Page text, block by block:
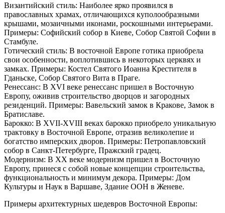
Византийский стиль: Наиболее ярко проявился в
православных храмах, отличающихся куполообразными
крышами, мозаичными иконами, роскошными интерьерами.
Примеры: Софийский собор в Киеве, Собор Святой Софии в
Стамбуле.
Готический стиль: В восточной Европе готика приобрела
свои особенности, воплотившись в некоторых церквях и
замкаx. Примеры: Костел Святого Иоанна Крестителя в
Гданьске, Собор Святого Вита в Праге.
Ренессанс: В XVI веке ренессанс пришел в Восточную
Европу, оживив строительство дворцов и загородных
резиденций. Примеры: Вавельский замок в Кракове, Замок в
Братиславе.
Барокко: В XVII-XVIII веках барокко приобрело уникальную
трактовку в Восточной Европе, отразив великолепие и
богатство имперских дворов. Примеры: Петропавловский
собор в Санкт-Петербурге, Пражский градец.
Модернизм: В XX веке модернизм пришел в Восточную
Европу, принеся с собой новые концепции строительства,
функциональность и минимум декора. Примеры: Дом
Культуры и Наук в Варшаве, Здание ООН в Женеве.
Примеры архитектурных шедевров Восточной Европы: